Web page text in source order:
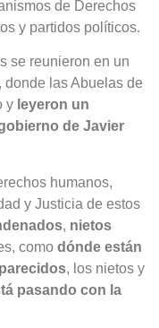
de Derechos
y partidos políticos.
se reunieron en un
donde las Abuelas de
y leyeron un
de Javier
humanos,
y Justicia de estos
, nietos
como dónde están
, los nietos y
pasando con la